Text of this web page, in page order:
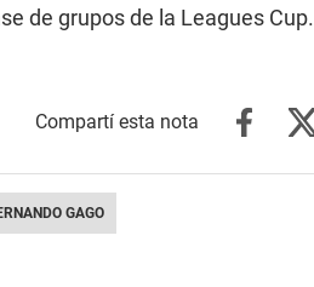
de grupos de la Leagues Cup.
GAGO